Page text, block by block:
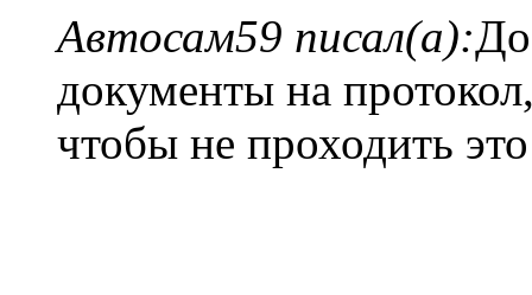
Автосам59 писал(а):До
документы на
чтобы не проходить